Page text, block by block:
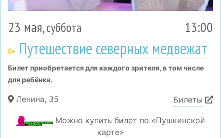
23 мая, суббота 13:00
0+ Путешествие северных медвежат
Билет приобретается для каждого зрителя, в том числе
для ребёнка.
Ленина, 35 Билеты
Можно купить билет по «Пушкинской
карте»